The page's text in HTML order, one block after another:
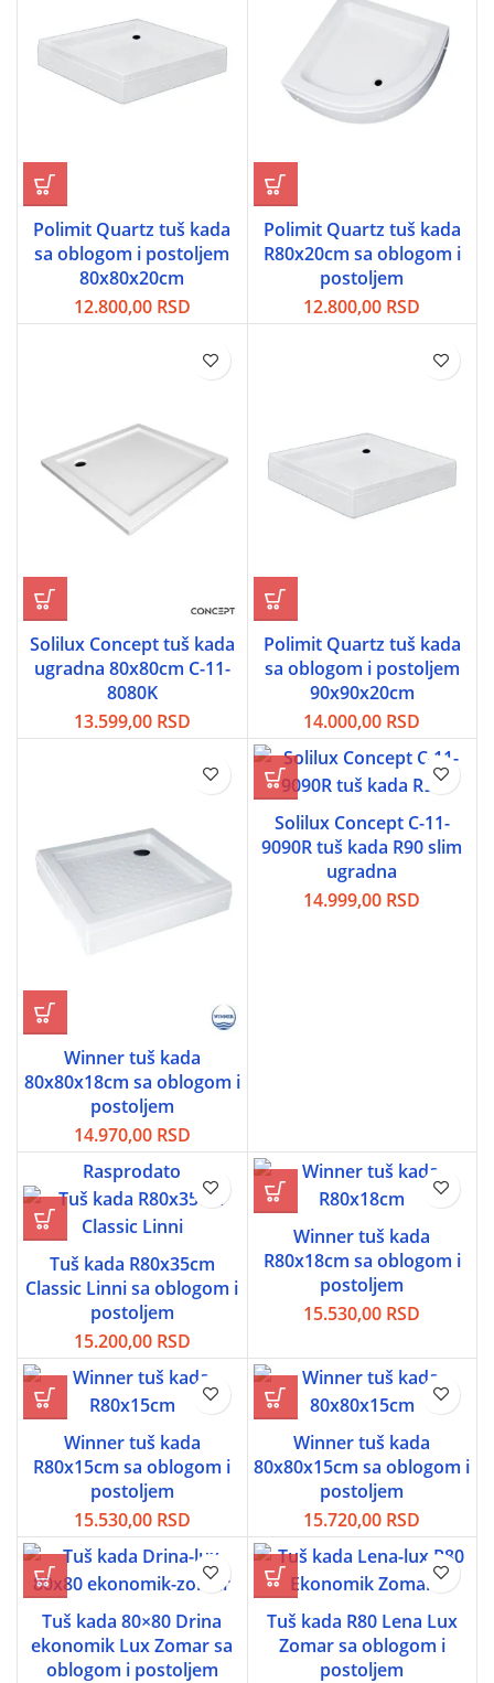
Polimit Quartz tuš kada
sa oblogom i postoljem
80x80x20cm
12.800,00 RSD
Polimit Quartz tuš kada
R80x20cm sa oblogom i
postoljem
12.800,00 RSD
Solilux Concept tuš kada
ugradna 80x80cm C-11-
8080K
13.599,00 RSD
Polimit Quartz tuš kada
sa oblogom i postoljem
90x90x20cm
14.000,00 RSD
Winner tuš kada
80x80x18cm sa oblogom i
postoljem
14.970,00 RSD
Solilux Concept C-11-
9090R tuš kada R90 slim
ugradna
14.999,00 RSD
Rasprodato
Tuš kada R80x35cm
Classic Linni sa oblogom i
postoljem
15.200,00 RSD
Winner tuš kada
R80x18cm sa oblogom i
postoljem
15.530,00 RSD
Winner tuš kada
R80x15cm sa oblogom i
postoljem
15.530,00 RSD
Winner tuš kada
80x80x15cm sa oblogom i
postoljem
15.720,00 RSD
Tuš kada 80×80 Drina
ekonomik Lux Zomar sa
oblogom i postoljem
Tuš kada R80 Lena Lux
Zomar sa oblogom i
postoljem